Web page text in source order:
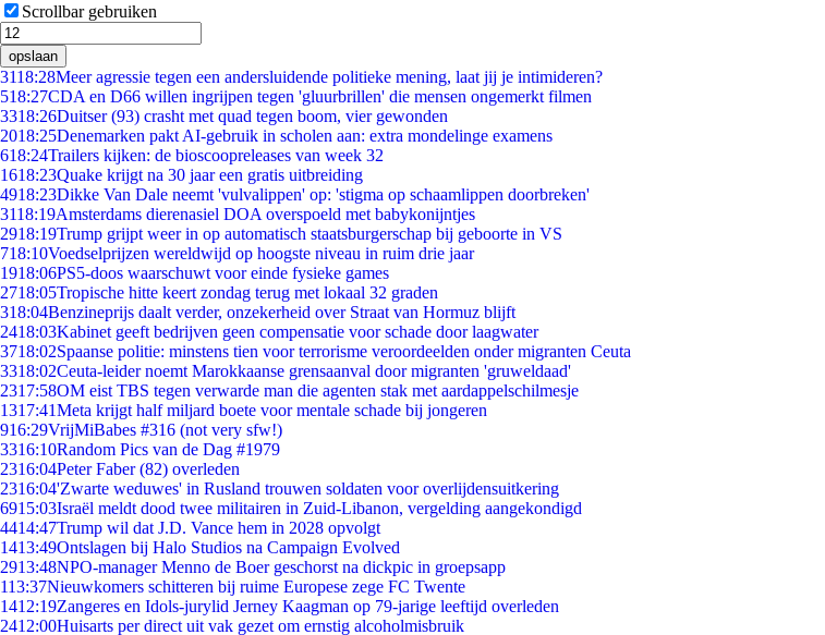
Scrollbar gebruiken
opslaan
3118:28Meer agressie tegen een andersluidende politieke mening, laat jij je intimideren?
518:27CDA en D66 willen ingrijpen tegen 'gluurbrillen' die mensen ongemerkt filmen
3318:26Duitser (93) crasht met quad tegen boom, vier gewonden
2018:25Denemarken pakt AI-gebruik in scholen aan: extra mondelinge examens
618:24Trailers kijken: de bioscoopreleases van week 32
1618:23Quake krijgt na 30 jaar een gratis uitbreiding
4918:23Dikke Van Dale neemt 'vulvalippen' op: 'stigma op schaamlippen doorbreken'
3118:19Amsterdams dierenasiel DOA overspoeld met babykonijntjes
2918:19Trump grijpt weer in op automatisch staatsburgerschap bij geboorte in VS
718:10Voedselprijzen wereldwijd op hoogste niveau in ruim drie jaar
1918:06PS5-doos waarschuwt voor einde fysieke games
2718:05Tropische hitte keert zondag terug met lokaal 32 graden
318:04Benzineprijs daalt verder, onzekerheid over Straat van Hormuz blijft
2418:03Kabinet geeft bedrijven geen compensatie voor schade door laagwater
3718:02Spaanse politie: minstens tien voor terrorisme veroordeelden onder migranten Ceuta
3318:02Ceuta-leider noemt Marokkaanse grensaanval door migranten 'gruweldaad'
2317:58OM eist TBS tegen verwarde man die agenten stak met aardappelschilmesje
1317:41Meta krijgt half miljard boete voor mentale schade bij jongeren
916:29VrijMiBabes #316 (not very sfw!)
3316:10Random Pics van de Dag #1979
2316:04Peter Faber (82) overleden
2316:04'Zwarte weduwes' in Rusland trouwen soldaten voor overlijdensuitkering
6915:03Israël meldt dood twee militairen in Zuid-Libanon, vergelding aangekondigd
4414:47Trump wil dat J.D. Vance hem in 2028 opvolgt
1413:49Ontslagen bij Halo Studios na Campaign Evolved
2913:48NPO-manager Menno de Boer geschorst na dickpic in groepsapp
113:37Nieuwkomers schitteren bij ruime Europese zege FC Twente
1412:19Zangeres en Idols-jurylid Jerney Kaagman op 79-jarige leeftijd overleden
2412:00Huisarts per direct uit vak gezet om ernstig alcoholmisbruik